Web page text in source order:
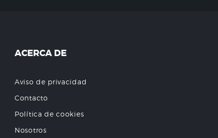
ACERCA DE
Aviso de privacidad
Contacto
Política de cookies
Nosotros